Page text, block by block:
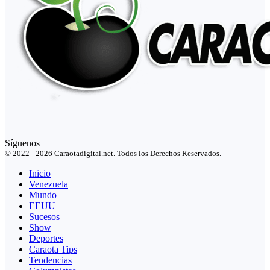
Síguenos
© 2022 - 2026 Caraotadigital.net. Todos los Derechos Reservados.
Inicio
Venezuela
Mundo
EEUU
Sucesos
Show
Deportes
Caraota Tips
Tendencias